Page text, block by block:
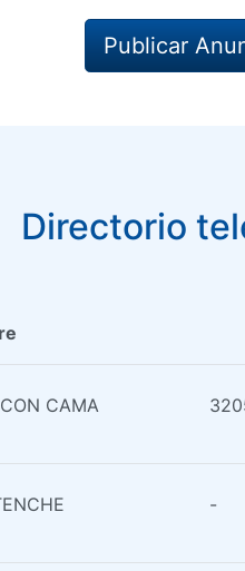
Publicar
Directorio
CAMA
-